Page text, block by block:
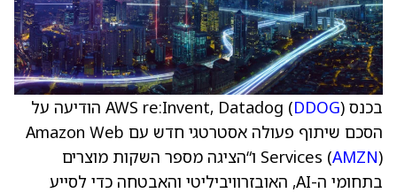
בכנס AWS re:Invent, Datadog ( DDOG
) הודיעה על
הסכם שיתוף פעולה אסטרטגי חדש עם Amazon Web
Services (AMZN
) ו“הציגה מספר השקות מוצרים
בתחומי ה-AI, האובזרוויביליטי והאבטחה כדי לסייע